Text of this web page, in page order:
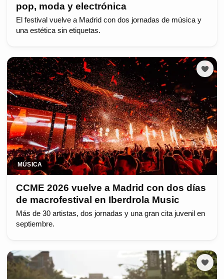
pop, moda y electrónica
El festival vuelve a Madrid con dos jornadas de música y
una estética sin etiquetas.
MÚSICA
CCME 2026 vuelve a Madrid con dos días
de macrofestival en Iberdrola Music
Más de 30 artistas, dos jornadas y una gran cita juvenil en
septiembre.